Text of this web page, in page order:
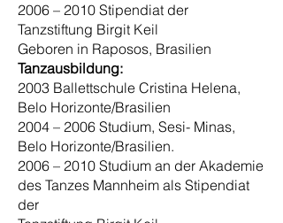
2006 – 2010 Stipendiat der
Tanzstiftung Birgit Keil
Geboren in Raposos, Brasilien
Tanzausbildung:
2003 Ballettschule Cristina Helena,
Belo Horizonte/Brasilien
2004 – 2006 Studium, Sesi- Minas,
Belo Horizonte/Brasilien.
2006 – 2010 Studium an der Akademie
des Tanzes Mannheim als Stipendiat
der